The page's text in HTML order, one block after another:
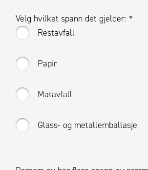
Velg hvilket spann det gjelder: *
Restavfall
Papir
Matavfall
Glass- og metallemballasje